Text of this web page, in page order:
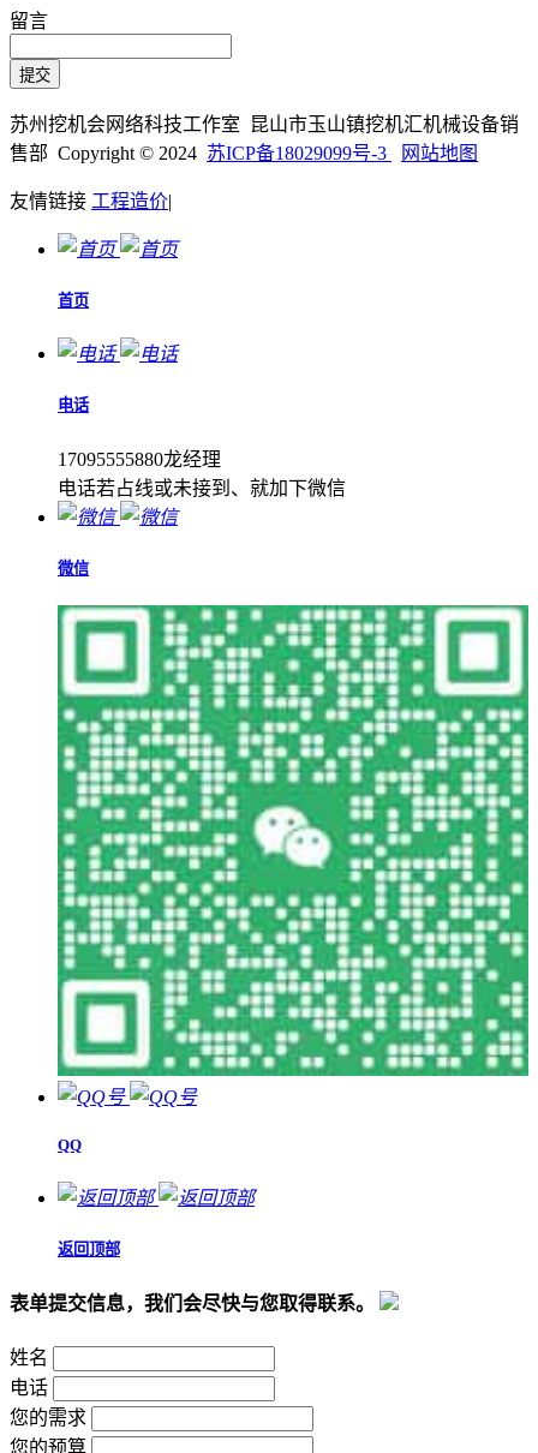
留言
苏州挖机会网络科技工作室 昆山市玉山镇挖机汇机械设备销
售部 Copyright © 2024 苏ICP备18029099号-3 网站地图
友情链接 工程造价|
首页
电话
17095555880龙经理
电话若占线或未接到、就加下微信
微信
QQ
返回顶部
表单提交信息，我们会尽快与您取得联系。
姓名
电话
您的需求
您的预算